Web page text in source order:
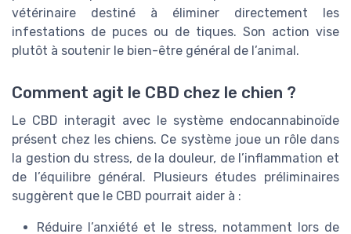
vétérinaire destiné à éliminer directement les
infestations de puces ou de tiques. Son action vise
plutôt à soutenir le bien-être général de l’animal.
Comment agit le CBD chez le chien ?
Le CBD interagit avec le système endocannabinoïde
présent chez les chiens. Ce système joue un rôle dans
la gestion du stress, de la douleur, de l’inflammation et
de l’équilibre général. Plusieurs études préliminaires
suggèrent que le CBD pourrait aider à :
Réduire l’anxiété et le stress, notamment lors de